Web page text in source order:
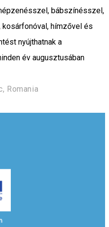
bábszínésszel,
kosárfonóval, hímzővel és
nyújthatnak a
év augusztusában
Romania